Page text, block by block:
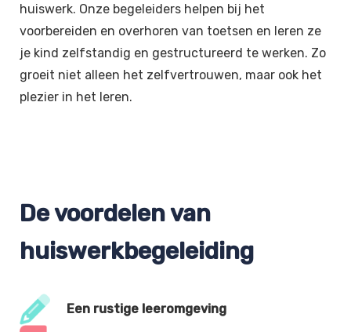
huiswerk. Onze begeleiders helpen bij het
voorbereiden en overhoren van toetsen en leren ze
je kind zelfstandig en gestructureerd te werken. Zo
groeit niet alleen het zelfvertrouwen, maar ook het
plezier in het leren.
De voordelen van
huiswerkbegeleiding
Een rustige leeromgeving